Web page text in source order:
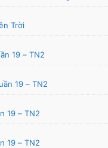
Trời
19 – TN2
19 – TN2
19 – TN2
19 – TN2